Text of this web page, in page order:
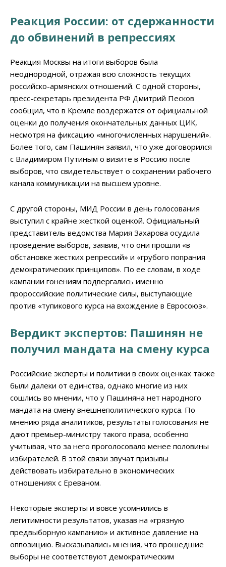
Реакция России: от сдержанности
до обвинений в репрессиях
Реакция Москвы на итоги выборов была
неоднородной, отражая всю сложность текущих
российско-армянских отношений. С одной стороны,
пресс-секретарь президента РФ Дмитрий Песков
сообщил, что в Кремле воздержатся от официальной
оценки до получения окончательных данных ЦИК,
несмотря на фиксацию «многочисленных нарушений».
Более того, сам Пашинян заявил, что уже договорился
с Владимиром Путиным о визите в Россию после
выборов, что свидетельствует о сохранении рабочего
канала коммуникации на высшем уровне.
С другой стороны, МИД России в день голосования
выступил с крайне жесткой оценкой. Официальный
представитель ведомства Мария Захарова осудила
проведение выборов, заявив, что они прошли «в
обстановке жестких репрессий» и «грубого попрания
демократических принципов». По ее словам, в ходе
кампании гонениям подвергались именно
пророссийские политические силы, выступающие
против «тупикового курса на вхождение в Евросоюз».
Вердикт экспертов: Пашинян не
получил мандата на смену курса
Российские эксперты и политики в своих оценках также
были далеки от единства, однако многие из них
сошлись во мнении, что у Пашиняна нет народного
мандата на смену внешнеполитического курса. По
мнению ряда аналитиков, результаты голосования не
дают премьер-министру такого права, особенно
учитывая, что за него проголосовало менее половины
избирателей. В этой связи звучат призывы
действовать избирательно в экономических
отношениях с Ереваном.
Некоторые эксперты и вовсе усомнились в
легитимности результатов, указав на «грязную
предвыборную кампанию» и активное давление на
оппозицию. Высказывались мнения, что прошедшие
выборы не соответствуют демократическим